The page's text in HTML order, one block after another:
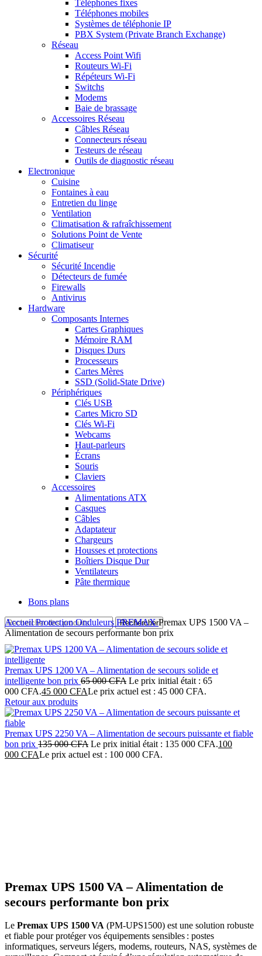
Téléphones fixes
Téléphones mobiles
Systèmes de téléphonie IP
PBX System (Private Branch Exchange)
Réseau
Access Point Wifi
Routeurs Wi-Fi
Répéteurs Wi-Fi
Switchs
Modems
Baie de brassage
Accessoires Réseau
Câbles Réseau
Connecteurs réseau
Testeurs de réseau
Outils de diagnostic réseau
Electronique
Cuisine
Fontaines à eau
Entretien du linge
Ventilation
Climatisation & rafraîchissement
Solutions Point de Vente
Climatiseur
Sécurité
Sécurité Incendie
Détecteurs de fumée
Firewalls
Antivirus
Hardware
Composants Internes
Cartes Graphiques
Mémoire RAM
Disques Durs
Processeurs
Cartes Mères
SSD (Solid-State Drive)
Périphériques
Clés USB
Cartes Micro SD
Clés Wi-Fi
Webcams
Haut-parleurs
Écrans
Souris
Claviers
Accessoires
Alimentations ATX
Casques
Câbles
Adaptateur
Chargeurs
Housses et protections
Boîtiers Disque Dur
Ventilateurs
Pâte thermique
Bons plans
Rechercher
AccueilProtectionOnduleurs PREMAXPremax UPS 1500 VA –
Alimentation de secours performante bon prix
Premax UPS 1200 VA – Alimentation de secours solide et
intelligente bon prix 65 000CFA Le prix initial était : 65
000 CFA.45 000 CFALe prix actuel est : 45 000 CFA.
Retour aux produits
Premax UPS 2250 VA – Alimentation de secours puissante et fiable
bon prix 135 000CFA Le prix initial était : 135 000 CFA.100
000 CFALe prix actuel est : 100 000 CFA.
Premax UPS 1500 VA – Alimentation de
secours performante bon prix
Le Premax UPS 1500 VA (PM‑UPS1500) est une solution robuste
et fiable pour protéger vos équipements sensibles : postes
informatiques, serveurs légers, modems, routeurs, NAS, systèmes de